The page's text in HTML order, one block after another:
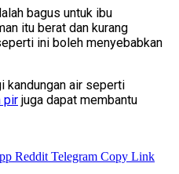
bagus untuk ibu
itu berat dan kurang
ini boleh menyebabkan
kandungan air seperti
pir juga dapat membantu
Reddit Telegram Copy Link